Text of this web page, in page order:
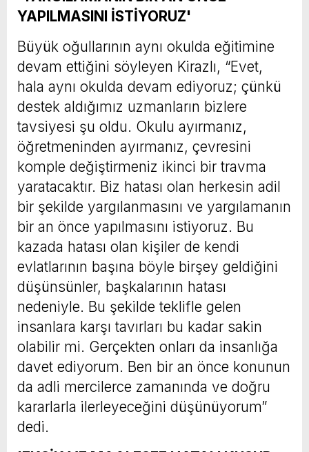
YAPILMASINI İSTİYORUZ'
Büyük oğullarının aynı okulda eğitimine
devam ettiğini söyleyen Kirazlı, “Evet,
hala aynı okulda devam ediyoruz; çünkü
destek aldığımız uzmanların bizlere
tavsiyesi şu oldu. Okulu ayırmanız,
öğretmeninden ayırmanız, çevresini
komple değiştirmeniz ikinci bir travma
yaratacaktır. Biz hatası olan herkesin adil
bir şekilde yargılanmasını ve yargılamanın
bir an önce yapılmasını istiyoruz. Bu
kazada hatası olan kişiler de kendi
evlatlarının başına böyle birşey geldiğini
düşünsünler, başkalarının hatası
nedeniyle. Bu şekilde teklifle gelen
insanlara karşı tavırları bu kadar sakin
olabilir mi. Gerçekten onları da insanlığa
davet ediyorum. Ben bir an önce konunun
da adli mercilerce zamanında ve doğru
kararlarla ilerleyeceğini düşünüyorum”
dedi.